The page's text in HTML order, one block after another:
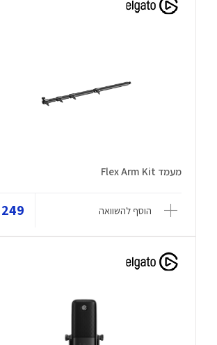
מעמד Flex Arm Kit
הוסף להשוואה 249 ₪